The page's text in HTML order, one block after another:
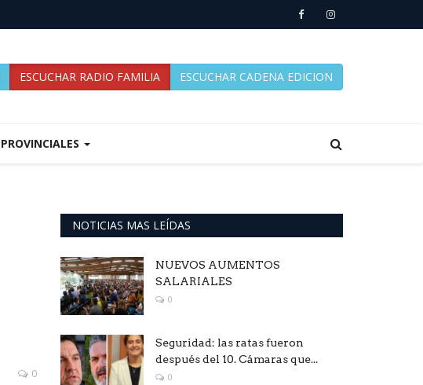
ESCUCHAR RADIO FAMILIA ESCUCHAR CADENA EDICION
PROVINCIALES
0
NOTICIAS MAS LEÍDAS
NUEVOS AUMENTOS
SALARIALES
0
Seguridad: las ratas fueron
después del 10. Cámaras que...
0